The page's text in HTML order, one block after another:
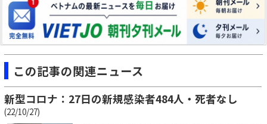
この記事の関連ニュース
新型コロナ：27日の新規感染者484人・死者なし
(22/10/27)